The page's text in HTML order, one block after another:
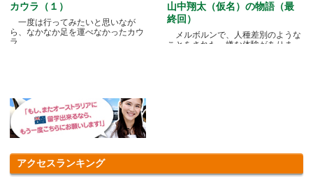
カウラ（１）
一度は行ってみたいと思いなが
ら、なかなか足を運べなかったカウ
ラ.....
山中翔太（仮名）の物語（最
終回）
メルボルンで、人種差別のような
ことをされた、嫌な体験がありま
アクセスランキング